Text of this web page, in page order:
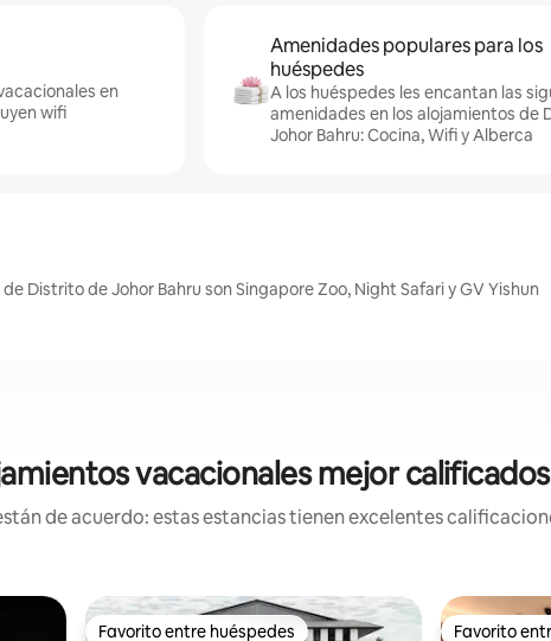
en
wifi
Amenidades populares para los
huéspedes
A los huéspedes les encantan las
amenidades en los alojamientos de
Johor Bahru: Cocina, Wifi y Alberca
Distrito de Johor Bahru son Singapore Zoo, Night Safari y GV Yishun
vacacionales mejor
de acuerdo: estas estancias tienen excelentes
Favorito entre huéspedes Favorito